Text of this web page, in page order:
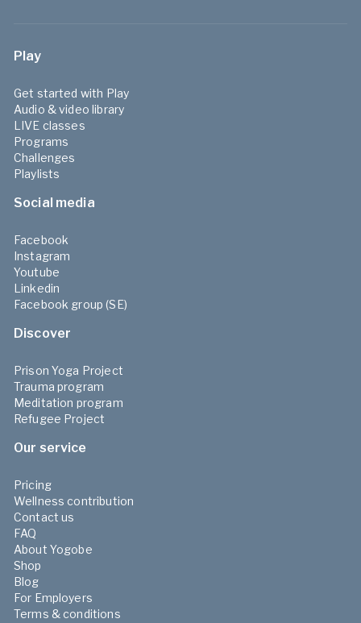
Play
Get started with Play
Audio & video library
LIVE classes
Programs
Challenges
Playlists
Social media
Facebook
Instagram
Youtube
Linkedin
Facebook group (SE)
Discover
Prison Yoga Project
Trauma program
Meditation program
Refugee Project
Our service
Pricing
Wellness contribution
Contact us
FAQ
About Yogobe
Shop
Blog
For Employers
Terms & conditions